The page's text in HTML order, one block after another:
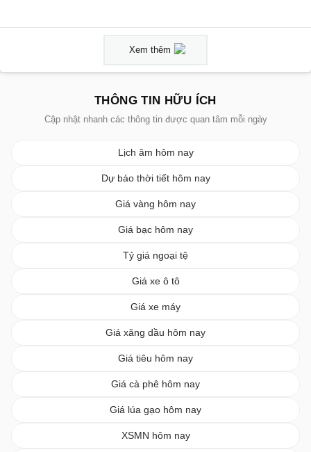
Xem thêm
THÔNG TIN HỮU ÍCH
Cập nhật nhanh các thông tin được quan tâm mỗi ngày
Lịch âm hôm nay
Dự báo thời tiết hôm nay
Giá vàng hôm nay
Giá bạc hôm nay
Tỷ giá ngoại tệ
Giá xe ô tô
Giá xe máy
Giá xăng dầu hôm nay
Giá tiêu hôm nay
Giá cà phê hôm nay
Giá lúa gạo hôm nay
XSMN hôm nay